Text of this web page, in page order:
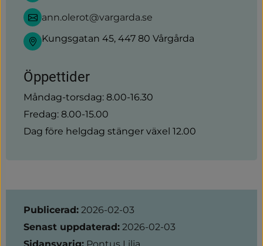
ann.olerot@vargarda.se
Kungsgatan 45, 447 80 Vårgårda
Öppettider
Måndag-torsdag: 8.00-16.30
Fredag: 8.00-15.00
Dag före helgdag stänger växel 12.00
Sidinformation
Publicerad: 2026-02-03
Senast uppdaterad: 2026-02-03